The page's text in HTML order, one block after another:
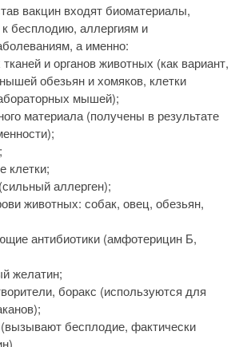
вакцин входят биоматериалы,
бесплодию, аллергиям и
а именно:
и органов животных (как вариант,
обезьян и хомяков, клетки
мышей);
материала (получены в результате
клетки;
аллерген);
животных: собак, овец, обезьян,
антибиотики (амфотерицин Б,
желатин;
боракс (используются для
(вызывают бесплодие, фактически